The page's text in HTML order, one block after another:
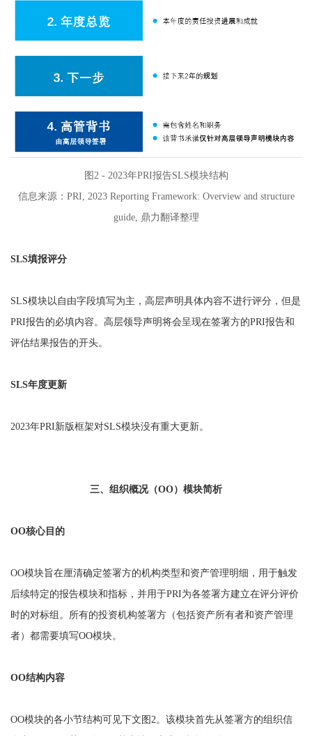
图2 - 2023年PRI报告SLS模块结构
信息来源：PRI, 2023 Reporting Framework: Overview and structure
guide, 鼎力翻译整理
SLS填报评分
SLS模块以自由字段填写为主，高层声明具体内容不进行评分，但是
PRI报告的必填内容。高层领导声明将会呈现在签署方的PRI报告和
评估结果报告的开头。
SLS年度更新
2023年PRI新版框架对SLS模块没有重大更新。
三、组织概况（OO）模块简析
OO核心目的
OO模块旨在厘清确定签署方的机构类型和资产管理明细，用于触发
后续特定的报告模块和指标，并用于PRI为各签署方建立在评分评价
时的对标组。所有的投资机构签署方（包括资产所有者和资产管理
者）都需要填写OO模块。
OO结构内容
OO模块的各小节结构可见下文图2。该模块首先从签署方的组织信